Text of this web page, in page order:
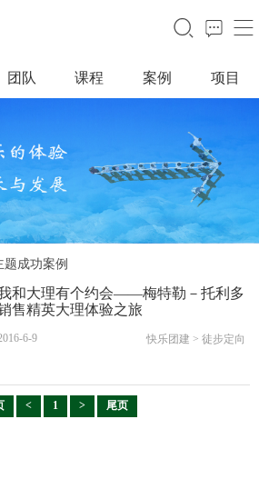
󰃙 󰁵 󰆉
团队 课程 案例 项目
题成功案例
和大理有个约会——梅特勒－托利多
售精英大理体验之旅
6-9 快乐团建 > 徒步定向
< 1 > 尾页